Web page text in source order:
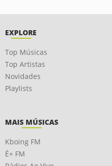
EXPLORE
Top Músicas
Top Artistas
Novidades
Playlists
MAIS MÚSICAS
Kboing FM
É+ FM